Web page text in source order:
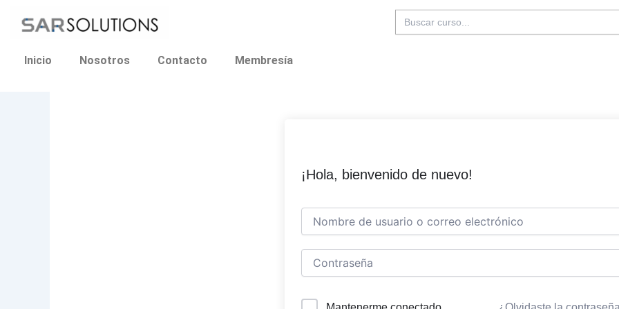
Buscar:
Inicio Nosotros Contacto Membresía
¡Hola, bienvenido de nuevo!